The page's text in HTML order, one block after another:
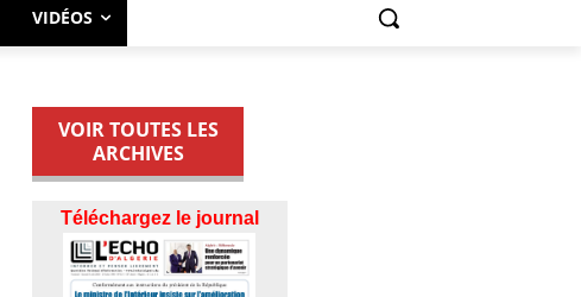
VIDÉOS
VOIR TOUTES LES
ARCHIVES